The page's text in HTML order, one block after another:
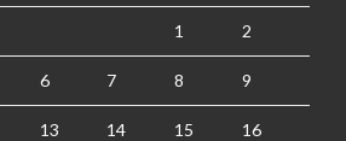
1 2
6 7 8 9
13 14 15 16